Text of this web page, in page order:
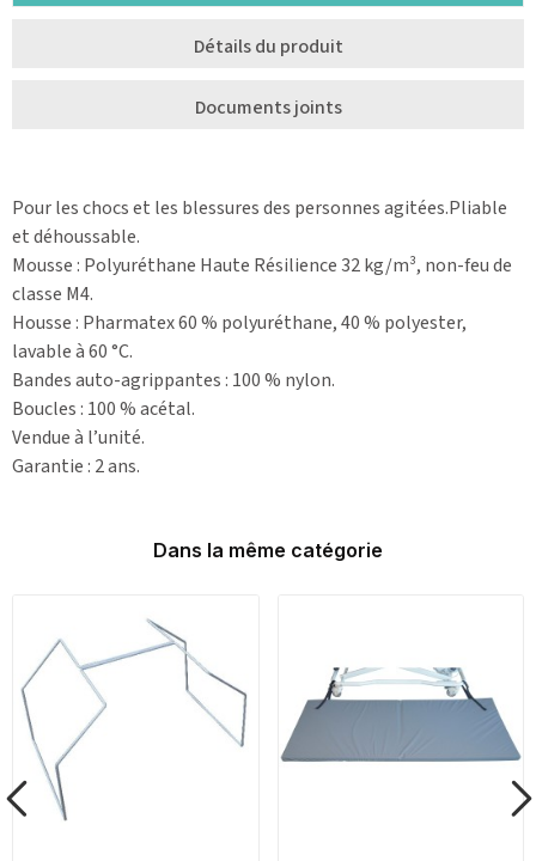
Détails du produit
Documents joints
Pour les chocs et les blessures des personnes agitées.Pliable
et déhoussable.
Mousse : Polyuréthane Haute Résilience 32 kg/m³, non-feu de
classe M4.
Housse : Pharmatex 60 % polyuréthane, 40 % polyester,
lavable à 60 °C.
Bandes auto-agrippantes : 100 % nylon.
Boucles : 100 % acétal.
Vendue à l’unité.
Garantie : 2 ans.
Dans la même catégorie